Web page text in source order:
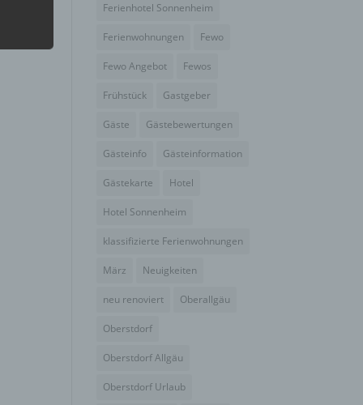
Ferienhotel Sonnenheim
Ferienwohnungen Fewo
Fewo Angebot Fewos
Frühstück Gastgeber
Gäste Gästebewertungen
Gästeinfo Gästeinformation
Gästekarte Hotel
Hotel Sonnenheim
klassifizierte Ferienwohnungen
März Neuigkeiten
neu renoviert Oberallgäu
Oberstdorf
Oberstdorf Allgäu
Oberstdorf Urlaub